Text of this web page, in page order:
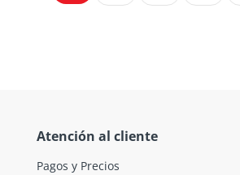
Atención al cliente
Pagos y Precios